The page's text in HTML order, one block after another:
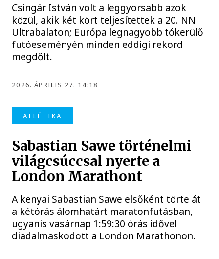
Csingár István volt a leggyorsabb azok
közül, akik két kört teljesítettek a 20. NN
Ultrabalaton; Európa legnagyobb tókerülő
futóeseményén minden eddigi rekord
megdőlt.
2026. ÁPRILIS 27. 14:18
ATLÉTIKA
Sabastian Sawe történelmi
világcsúccsal nyerte a
London Marathont
A kenyai Sabastian Sawe elsőként törte át
a kétórás álomhatárt maratonfutásban,
ugyanis vasárnap 1:59:30 órás idővel
diadalmaskodott a London Marathonon.